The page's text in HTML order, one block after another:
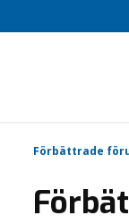
Förbättrade